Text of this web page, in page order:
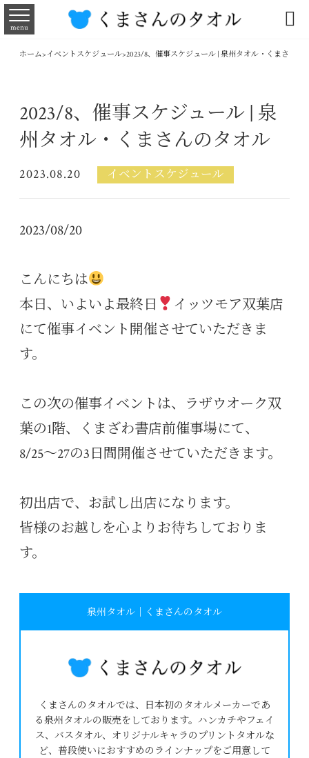
menu 
ホーム>イベントスケジュール>2023/8、催事スケジュール | 泉州タオル・くまさんの
2023/8、催事スケジュール | 泉
州タオル・くまさんのタオル
2023.08.20 イベントスケジュール
2023/08/20
こんにちは
本日、いよいよ最終日
イッツモア双葉店
にて催事イベント開催させていただきま
す。
この次の催事イベントは、ラザウオーク双
葉の1階、くまざわ書店前催事場にて、
8/25〜27の3日間開催させていただきます。
初出店で、お試し出店になります。
皆様のお越しを心よりお待ちしておりま
す。
泉州タオル｜くまさんのタオル
くまさんのタオルでは、日本初のタオルメーカーであ
る泉州タオルの販売をしております。ハンカチやフェイ
ス、バスタオル、オリジナルキャラのプリントタオルな
ど、普段使いにおすすめのラインナップをご用意して